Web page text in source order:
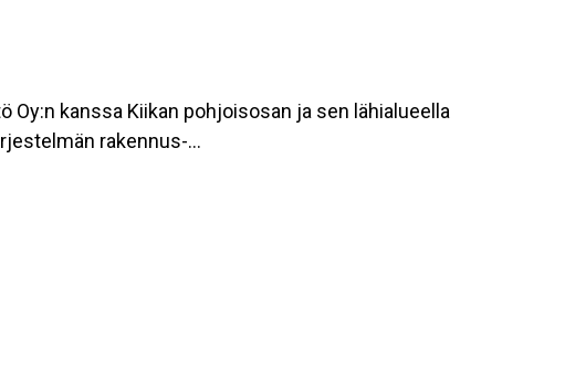
kanssa Kiikan pohjoisosan ja sen lähialueella
rakennus-…